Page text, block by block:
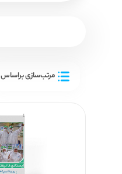
مرتب‌سازی براساس